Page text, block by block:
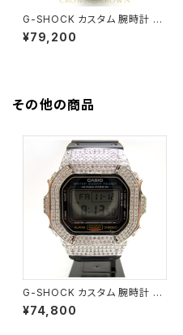
G-SHOCK カスタム 腕時計 G
MA-S2100MD-1A GMA-S21
00-005
¥79,200
その他の商品
G-SHOCK カスタム 腕時計 G
LX5600-E1 DW5600-006
¥74,800